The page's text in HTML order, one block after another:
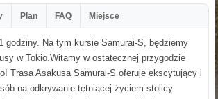
Plan FAQ Miejsce
godziny. Na tym kursie Samurai-S, będziemy
w Tokio.Witamy w ostatecznej przygodzie
Trasa Asakusa Samurai-S oferuje ekscytujący i
na odkrywanie tętniącej życiem stolicy